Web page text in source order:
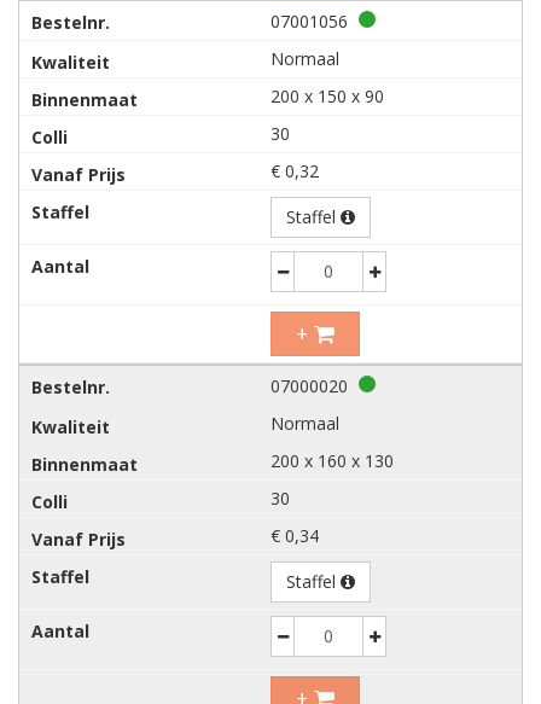
07001056
Normaal
200 x 150 x 90
30
€ 0,32
Staffel
Decrease Increase
+
07000020
Normaal
200 x 160 x 130
30
€ 0,34
Staffel
Decrease Increase
+